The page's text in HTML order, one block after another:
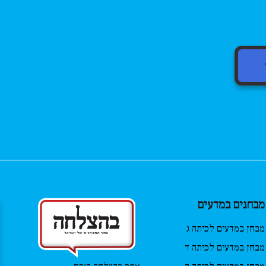
פרטים
וזיהוי
ידי האתר.
תעודת
מבחנים במדעים
מבחן במדעים לכיתה ג
מבחן במדעים לכיתה ד